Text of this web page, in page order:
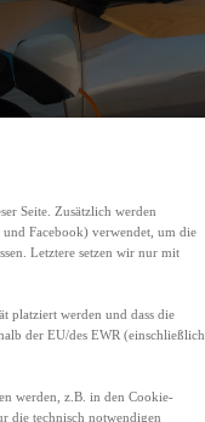
Seite. Zusätzlich werden
Facebook) verwendet, um die
Letztere setzen wir nur mit
platziert werden und dass die
der EU/des EWR (einschließlich
werden, z.B. in den Cookie-
die technisch notwendigen